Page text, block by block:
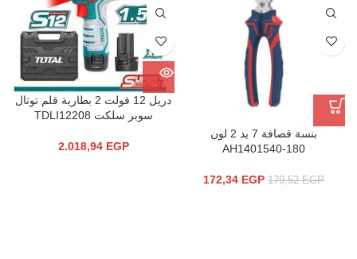
بنسة قصافة 7 يد 2 لون
AH1401540-180
179,52EGP
172,34 EGP
دريل 12 فولت 2 بطارية قلم توتال
سوبر سلكت TDLI12208
2.018,94 EGP